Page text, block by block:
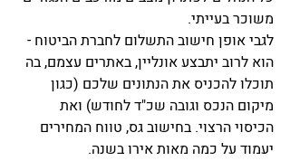
משוכר בעייתי.
לגבי אופן חישוב התשלום לחברת הביטוח -
הוא לרוב יתבצע אונליין, באתרים עצמם, בה
תוכלו להכניס את הנתונים שלכם (כגון
מיקום הנכס וגובה שכ"ד לחודש) ואת
הכיסוי הרצוי. בחישוב גס, טווח המחירים
יעמוד על כמה מאות אירו בשנה.